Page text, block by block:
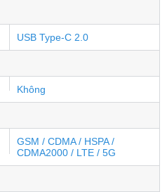
USB Type-C 2.0
Không
GSM / CDMA / HSPA /
CDMA2000 / LTE / 5G